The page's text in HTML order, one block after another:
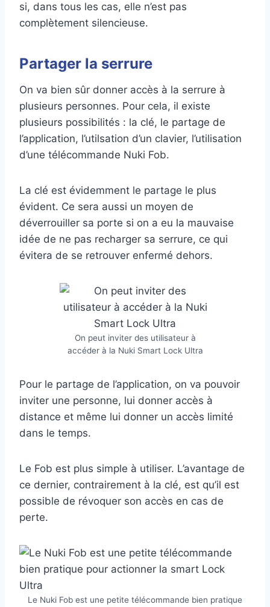
si, dans tous les cas, elle n’est pas
complètement silencieuse.
Partager la serrure
On va bien sûr donner accès à la serrure à
plusieurs personnes. Pour cela, il existe
plusieurs possibilités : la clé, le partage de
l’application, l’utilsation d’un clavier, l’utilisation
d’une télécommande Nuki Fob.
La clé est évidemment le partage le plus
évident. Ce sera aussi un moyen de
déverrouiller sa porte si on a eu la mauvaise
idée de ne pas recharger sa serrure, ce qui
évitera de se retrouver enfermé dehors.
On peut inviter des utilisateur à
accéder à la Nuki Smart Lock Ultra
Pour le partage de l’application, on va pouvoir
inviter une personne, lui donner accès à
distance et même lui donner un accès limité
dans le temps.
Le Fob est plus simple à utiliser. L’avantage de
ce dernier, contrairement à la clé, est qu’il est
possible de révoquer son accès en cas de
perte.
Le Nuki Fob est une petite télécommande bien pratique